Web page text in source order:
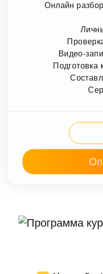
Онлайн
Видео-
Подготовка